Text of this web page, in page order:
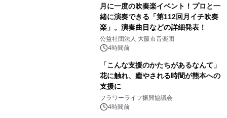
月に一度の吹奏楽イベント！プロと一
緒に演奏できる「第112回月イチ吹奏
楽」。演奏曲目などの詳細発表！
公益社団法人 大阪市音楽団
4時間前
「こんな支援のかたちがあるなんて」
花に触れ、癒やされる時間が熊本への
支援に
フラワーライフ振興協議会
4時間前